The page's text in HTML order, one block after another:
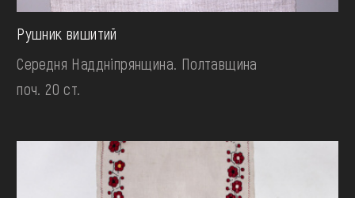
Рушник вишитий
Середня Наддніпрянщина. Полтавщина
поч. 20 ст.